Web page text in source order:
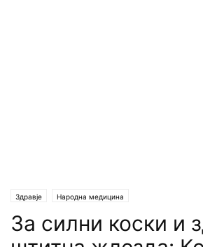
Здравје Народна медицина
За силни коски и